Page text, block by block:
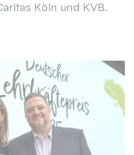
Köln und KVB.